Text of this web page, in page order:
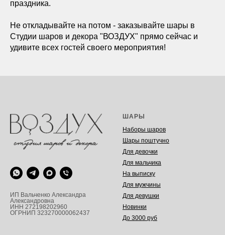
праздника.
Не откладывайте на потом - заказывайте шары в
Студии шаров и декора "ВОЗДУХ" прямо сейчас и
удивите всех гостей своего мероприятия!
ИП Вальченко Александра
Александровна
ИНН 272198202960
ОГРНИП 323270000062437
ШАРЫ
Наборы шаров
Шары поштучно
Для девочки
Для мальчика
На выписку
Для мужчины
Для девушки
Новинки
До 3000 руб